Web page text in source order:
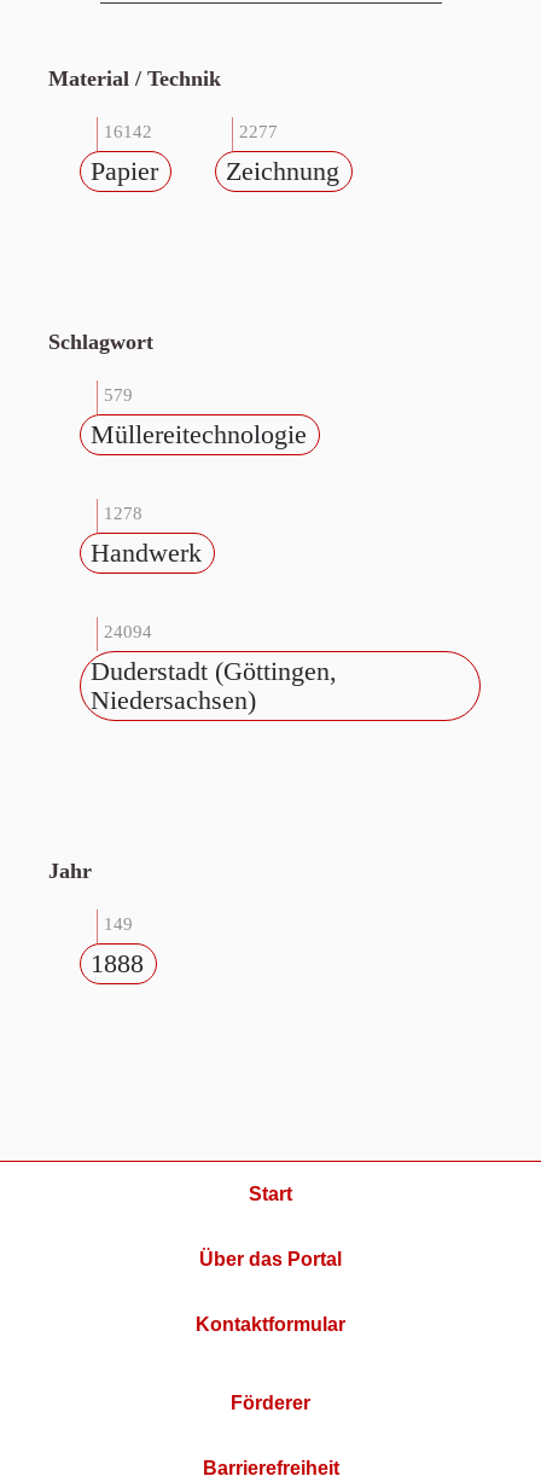
Material / Technik
16142
Papier
2277
Zeichnung
Schlagwort
579
Müllereitechnologie
1278
Handwerk
24094
Duderstadt (Göttingen,
Niedersachsen)
Jahr
149
1888
Start
Über das Portal
Kontaktformular
Förderer
Barrierefreiheit